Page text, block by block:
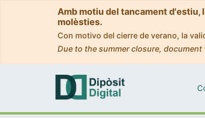
Amb motiu del tancament d'estiu,
molèsties.
Con motivo del cierre de verano, la
Due to the summer closure,